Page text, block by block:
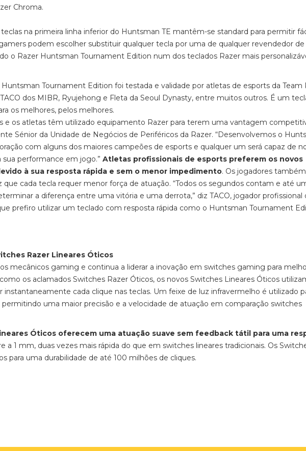
Chroma.
na primeira linha inferior do Huntsman TE mantêm-se standard para permitir
podem escolher substituir qualquer tecla por uma de qualquer revendedor de
o Razer Huntsman Tournament Edition num dos teclados Razer mais
Tournament Edition foi testada e validade por atletas de esports da Team
dos MIBR, Ryujehong e Fleta da Seoul Dynasty, entre muitos outros. É um
os melhores, pelos melhores.
e os atletas têm utilizado equipamento Razer para terem uma vantagem
Sénior da Unidade de Negócios de Periféricos da Razer. “Desenvolvemos o
com alguns dos maiores campeões de esports e qualquer um será capaz de
performance em jogo.” Atletas profissionais de esports preferem os novos
à sua resposta rápida e sem o menor impedimento. Os jogadores também
cada tecla requer menor força de atuação. “Todos os segundos contam e até
a diferença entre uma vitória e uma derrota,” diz TACO, jogador profissional
prefiro utilizar um teclado com resposta rápida como o Huntsman Tournament
Razer Lineares Óticos
mecânicos gaming e continua a liderar a inovação em switches gaming para
os aclamados Switches Razer Óticos, os novos Switches Lineares Óticos
instantaneamente cada clique nas teclas. Um feixe de luz infravermelho é utilizado
uma maior precisão e a velocidade de atuação em comparação switches
Óticos oferecem uma atuação suave sem feedback tátil para uma
a 1 mm, duas vezes mais rápida do que em switches lineares tradicionais. Os
para uma durabilidade de até 100 milhões de cliques.